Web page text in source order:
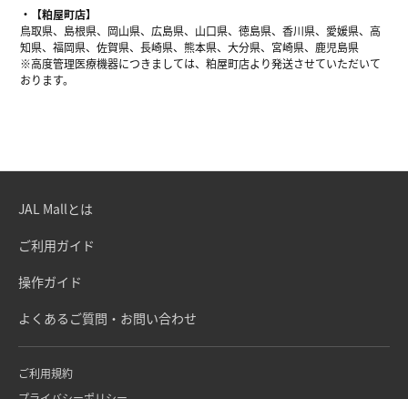
【粕屋町店】
鳥取県、島根県、岡山県、広島県、山口県、徳島県、香川県、愛媛県、高
知県、福岡県、佐賀県、長崎県、熊本県、大分県、宮崎県、鹿児島県
※高度管理医療機器につきましては、粕屋町店より発送させていただいて
おります。
JAL Mallとは
ご利用ガイド
操作ガイド
よくあるご質問・お問い合わせ
ご利用規約